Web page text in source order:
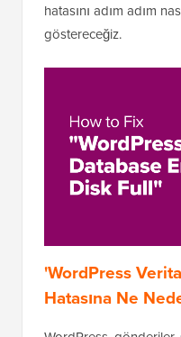
hatasını adım adım
göstereceğiz.
'WordPress
Hatasına Ne